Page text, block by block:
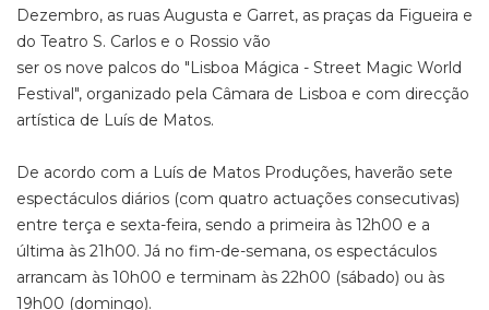
Dezembro, as ruas Augusta e Garret, as praças da Figueira e
do Teatro S. Carlos e o Rossio vão
ser os nove palcos do "Lisboa Mágica - Street Magic World
Festival", organizado pela Câmara de Lisboa e com direcção
artística de Luís de Matos.
De acordo com a Luís de Matos Produções, haverão sete
espectáculos diários (com quatro actuações consecutivas)
entre terça e sexta-feira, sendo a primeira às 12h00 e a
última às 21h00. Já no fim-de-semana, os espectáculos
arrancam às 10h00 e terminam às 22h00 (sábado) ou às
19h00 (domingo).